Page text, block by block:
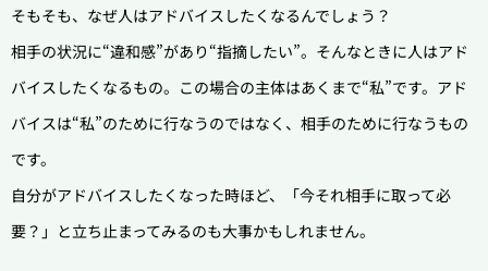
そもそも、なぜ人はアドバイスしたくなるんでしょう？
相手の状況に“違和感”があり“指摘したい”。そんなときに人はアド
バイスしたくなるもの。この場合の主体はあくまで“私”です。アド
バイスは“私”のために行なうのではなく、相手のために行なうもの
です。
自分がアドバイスしたくなった時ほど、「今それ相手に取って必
要？」と立ち止まってみるのも大事かもしれません。